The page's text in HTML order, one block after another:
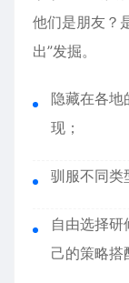
他们是朋友？
出”发掘。
隐藏在各地
现；
驯服不同类
自由选择
己的策略搭